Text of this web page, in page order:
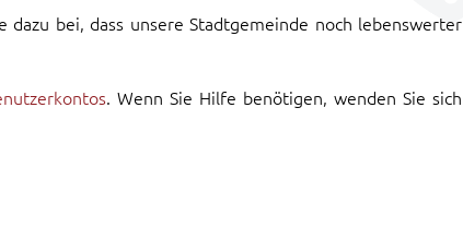
bei, dass unsere Stadtgemeinde noch lebenswerter
. Wenn Sie Hilfe benötigen, wenden Sie sich